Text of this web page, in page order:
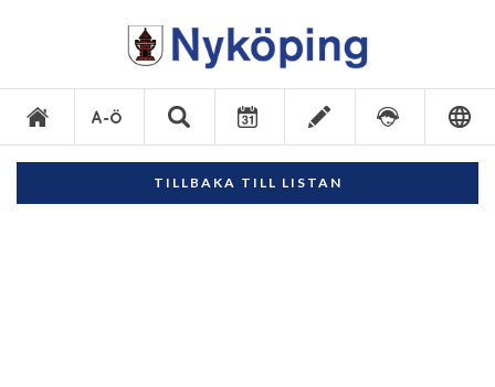
TILLBAKA TILL LISTAN